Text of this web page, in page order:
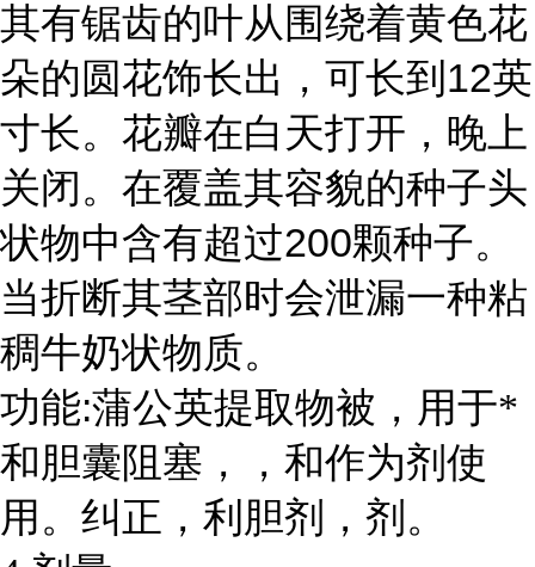
其有锯齿的叶从围绕着黄色花
朵的圆花饰长出，可长到 12英
寸长。花瓣在白天打开，晚上
关闭。在覆盖其容貌的种子头
状物中含有超过200颗种子。
当折断其茎部时会泄漏一种粘
稠牛奶状物质。
功能:蒲公英提取物被，用于*
和胆囊阻塞，，和作为剂使
用。纠正 ， 利胆剂， 剂。